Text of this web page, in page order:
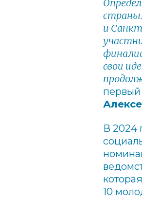
и
свои
первый
В 2024
10